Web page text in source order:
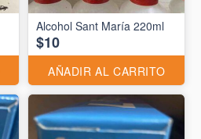
Alcohol Sant María 220ml
$10
AÑADIR AL CARRITO